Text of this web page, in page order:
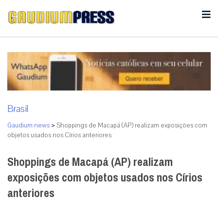
Brasil
Gaudium news >Shoppings de Macapá (AP) realizam exposições com
objetos usados nos Círios anteriores
Shoppings de Macapá (AP) realizam
exposições com objetos usados nos Círios
anteriores